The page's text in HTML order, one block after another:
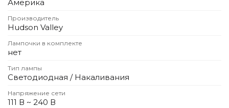
Предметы интерьера
Зеркала
Вентиляторы
Зеленые стены
Подбор, производство и комплектация по вашему
Сантехника и инженерия
Америка
Производитель
Hudson Valley
Лампочки в комплекте
нет
Тип лампы
Светодиодная / Накаливания
Напряжение сети
111 В ~ 240 В